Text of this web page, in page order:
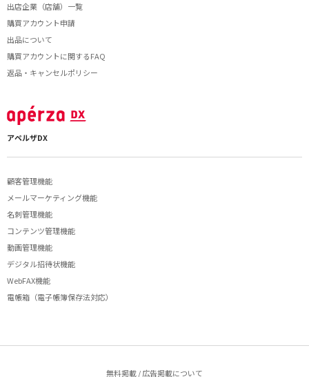
出店企業（店舗）一覧
購買アカウント申請
出品について
購買アカウントに関するFAQ
返品・キャンセルポリシー
アペルザDX
顧客管理機能
メールマーケティング機能
名刺管理機能
コンテンツ管理機能
動画管理機能
デジタル招待状機能
WebFAX機能
電帳箱（電子帳簿保存法対応）
無料掲載 / 広告掲載について